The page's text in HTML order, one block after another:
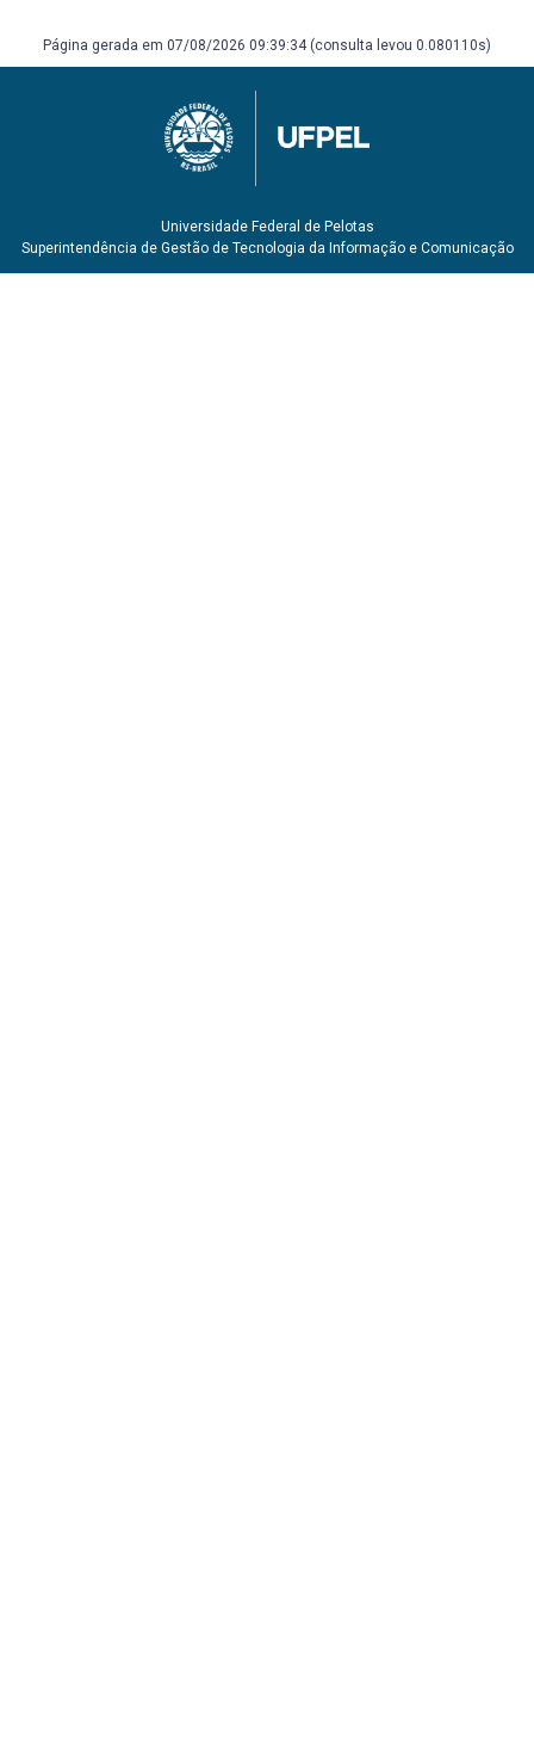
Página gerada em 07/08/2026 09:39:34 (consulta levou 0.080110s)
Universidade Federal de Pelotas
Superintendência de Gestão de Tecnologia da Informação e Comunicação